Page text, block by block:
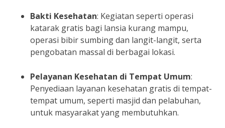
Bakti Kesehatan: Kegiatan seperti operasi
katarak gratis bagi lansia kurang mampu,
operasi bibir sumbing dan langit-langit, serta
pengobatan massal di berbagai lokasi.
Pelayanan Kesehatan di Tempat Umum:
Penyediaan layanan kesehatan gratis di tempat-
tempat umum, seperti masjid dan pelabuhan,
untuk masyarakat yang membutuhkan.